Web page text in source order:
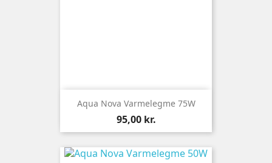
Aqua Nova Varmelegme 75W
Pris
95,00 kr.